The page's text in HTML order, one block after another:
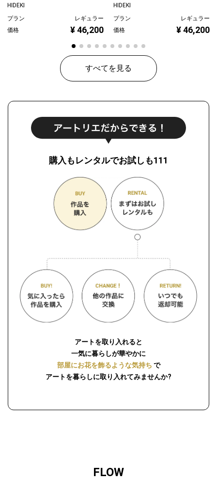
HIDEKI
プラン
レギュラー
価格
¥ 46,200
HIDEKI
プラン
レギュラー
価格
¥ 46,200
すべてを見る
購入もレンタルでお試しも111
アートを取り入れると
一気に暮らしが華やかに
部屋にお花を飾るような気持ち で
アートを暮らしに取り入れてみませんか?
FLOW